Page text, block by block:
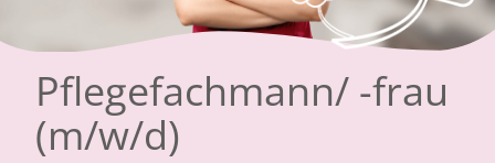
Pflegefachmann/ -frau
(m/w/d)